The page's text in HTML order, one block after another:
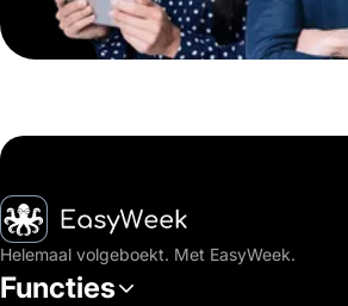
Startpagina
Helemaal volgeboekt. Met EasyWeek.
Functies